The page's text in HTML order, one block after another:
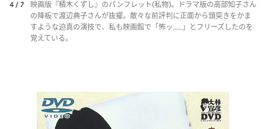
4 / 7
映画版『積木くずし』のパンフレット(私物)。ドラマ版の高部知子さん
の降板で渡辺典子さんが抜擢。散々な前評判に正面から頭突きをかま
すような迫真の演技で、私も映画館で「怖ッ……」とフリーズしたのを
覚えている。